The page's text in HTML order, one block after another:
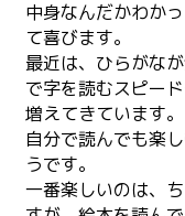
中身なんだかわか
て喜びます。
最近は、ひらがな
で字を読むスピー
増えてきています。
自分で読んでも楽
うです。
一番楽しいのは、